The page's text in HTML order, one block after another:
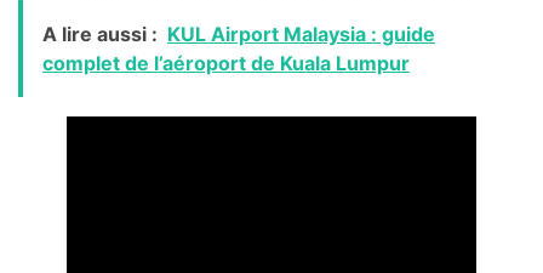
A lire aussi : KUL Airport Malaysia : guide
complet de l’aéroport de Kuala Lumpur